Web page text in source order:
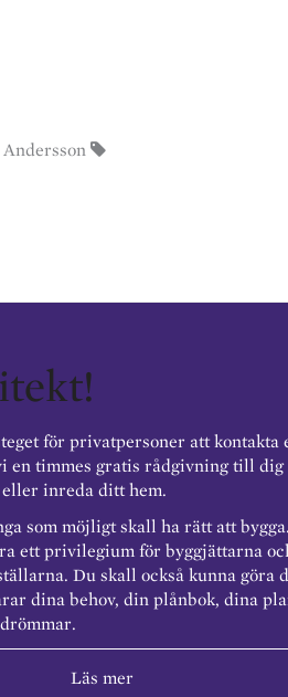
Andersson
för privatpersoner att kontakta
en timmes gratis rådgivning till dig
inreda ditt hem.
som möjligt skall ha rätt att
ett privilegium för byggjättarna
Du skall också kunna göra
dina behov, din plånbok, dina
Läs mer